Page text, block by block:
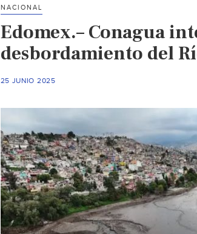
NACIONAL
Edomex.– Conagua
desbordamiento del
25 JUNIO 2025